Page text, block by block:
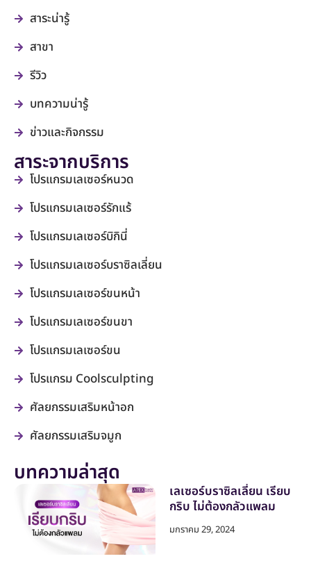
สาระน่ารู้
สาขา
รีวิว
บทความน่ารู้
ข่าวและกิจกรรม
สาระจากบริการ
โปรแกรมเลเซอร์หนวด
โปรแกรมเลเซอร์รักแร้
โปรแกรมเลเซอร์บิกินี่
โปรแกรมเลเซอร์บราซิลเลี่ยน
โปรแกรมเลเซอร์ขนหน้า
โปรแกรมเลเซอร์ขนขา
โปรแกรมเลเซอร์ขน
โปรแกรม Coolsculpting
ศัลยกรรมเสริมหน้าอก
ศัลยกรรมเสริมจมูก
บทความล่าสุด
เลเซอร์บราซิลเลี่ยน เรียบ
กริบ ไม่ต้องกลัวแพลม
มกราคม 29, 2024